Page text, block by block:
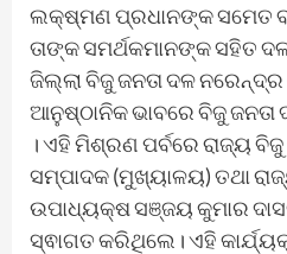
ଲକ୍ଷ୍ମଣ ପ୍ରଧାନଙ୍କ ସମେତ
ତାଙ୍କ ସମର୍ଥକମାନଙ୍କ ସହିତ
ଜିଲ୍ଲା ବିଜୁ ଜନତା ଦଳ
ଆନୁଷ୍ଠାନିକ ଭାବରେ ବିଜୁ
। ଏହି ମିଶ୍ରଣ ପର୍ବରେ ରାଜ୍ୟ ବିଜୁ
ସମ୍ପାଦକ (ମୁଖ୍ୟାଳୟ) ତଥା
ଉପାଧ୍ୟକ୍ଷ ସଞ୍ଜୟ କୁମାର
ସ୍ଵାଗତ କରିଥିଲେ। ଏହି